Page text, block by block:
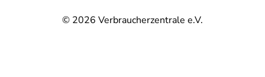
© 2026 Verbraucherzentrale e.V.